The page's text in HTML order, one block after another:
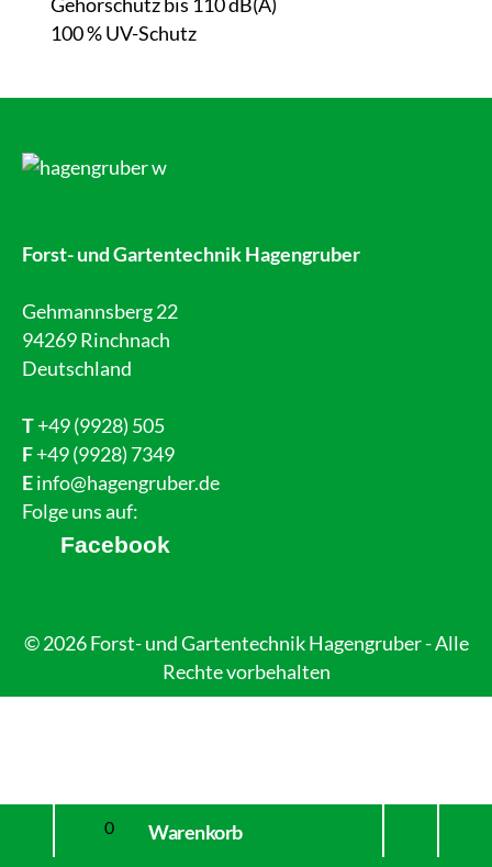
Warenkorb
100 % UV-Schutz
Forst- und Gartentechnik Hagengruber
Gehmannsberg 22
94269 Rinchnach
Deutschland
T+49 (9928) 505
F+49 (9928) 7349
Einfo@hagengruber.de
Folge uns auf:
Facebook
© 2026 Forst- und Gartentechnik Hagengruber - Alle
Rechte vorbehalten